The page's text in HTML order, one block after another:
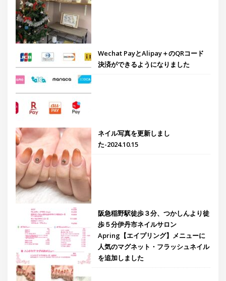
Wechat PayとAlipay＋のQRコード
決済ができるようになりました
ネイル写真を更新しまし
た-2024.10.15
阪急稲野駅徒歩３分、つかしんより徒
歩５分伊丹市ネイルサロン
Apring【エイプリング】メニューに
人気のマグネット・フラッシュネイル
を追加しました